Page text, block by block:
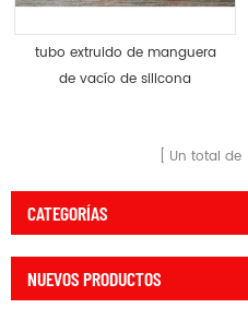
tubo extruido de manguera
de vacío de silicona
Un total de
CATEGORÍAS
NUEVOS PRODUCTOS